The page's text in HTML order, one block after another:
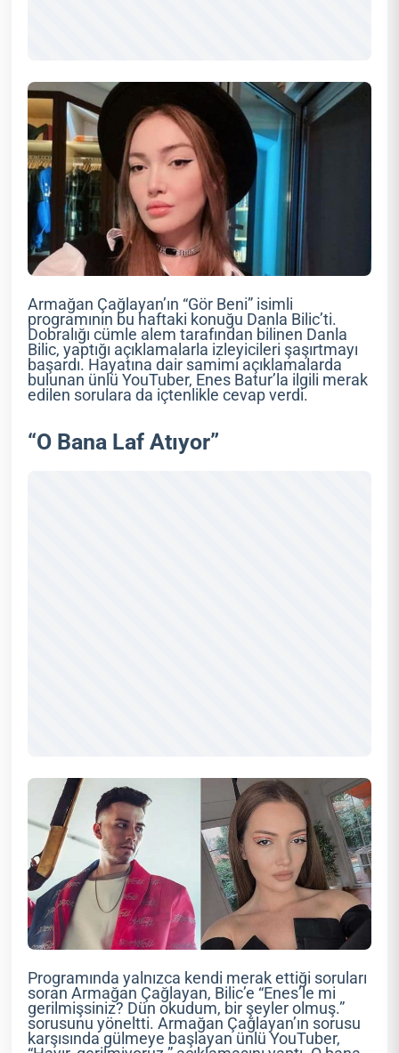
Armağan Çağlayan’ın “Gör Beni” isimli
programının bu haftaki konuğu Danla Bilic’ti.
Dobralığı cümle alem tarafından bilinen Danla
Bilic, yaptığı açıklamalarla izleyicileri şaşırtmayı
başardı. Hayatına dair samimi açıklamalarda
bulunan ünlü YouTuber, Enes Batur’la ilgili merak
edilen sorulara da içtenlikle cevap verdi.
“O Bana Laf Atıyor”
Programında yalnızca kendi merak ettiği soruları
soran Armağan Çağlayan, Bilic’e “Enes’le mi
gerilmişsiniz? Dün okudum, bir şeyler olmuş.”
sorusunu yöneltti. Armağan Çağlayan’ın sorusu
karşısında gülmeye başlayan ünlü YouTuber,